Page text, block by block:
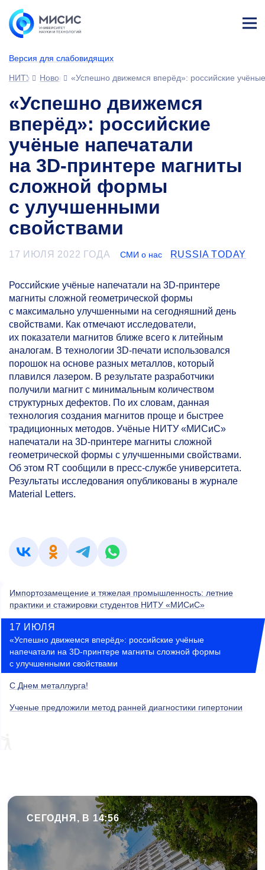
Версия для слабовидящих
ине
НИТУ МИСИС
Новости«Успешно движемся вперёд»: российские
«Успешно движемся
вперёд»: российские
учёные напечатали
на 3D-принтере магниты
сложной формы
с улучшенными
свойствами
17 ИЮЛЯ 2022 ГОДА СМИ о нас RUSSIA TODAY
Российские учёные напечатали на 3D-принтере
магниты сложной геометрической формы
с максимально улучшенными на сегодняшний день
свойствами. Как отмечают исследователи,
их показатели магнитов ближе всего к литейным
аналогам. В технологии 3D-печати использовался
порошок на основе разных металлов, который
плавился лазером. В результате разработчики
получили магнит с минимальным количеством
структурных дефектов. По их словам, данная
технология создания магнитов проще и быстрее
традиционных методов. Учёные НИТУ «МИСиС»
напечатали на 3D-принтере магниты сложной
геометрической формы с улучшенными свойствами.
Об этом RT сообщили в пресс-службе университета.
Результаты исследования опубликованы в журнале
Material Letters.
Импортозамещение и тяжелая промышленность: летние
практики и стажировки студентов НИТУ «МИСиС»
17 ИЮЛЯ
«Успешно движемся вперёд»: российские учёные
напечатали на 3D-принтере магниты сложной формы
с улучшенными свойствами
С Днем металлурга!
Ученые предложили метод ранней диагностики гипертонии
СЕГОДНЯ, В 14:56